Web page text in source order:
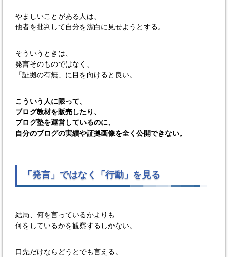
やましいことがある人は、
他者を批判して自分を潔白に見せようとする。
そういうときは、
発言そのものではなく、
「証拠の有無」に目を向けると良い。
こういう人に限って、
ブログ教材を販売したり、
ブログ塾を運営しているのに、
自分のブログの実績や証拠画像を全く公開できない。
「発言」ではなく「行動」を見る
結局、何を言っているかよりも
何をしているかを観察するしかない。
口先だけならどうとでも言える。